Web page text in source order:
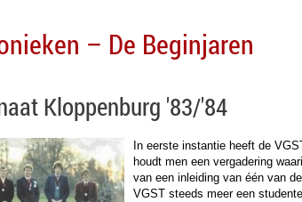
– De Beginjaren
Kloppenburg '83/'84
In eerste instantie heeft de
houdt men een vergadering
van een inleiding van één van
VGST steeds meer een